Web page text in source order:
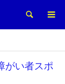
検索
がい者スポ